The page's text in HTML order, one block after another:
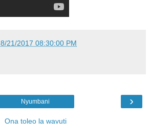
8/21/2017 08:30:00 PM
›
Nyumbani
Ona toleo la wavuti